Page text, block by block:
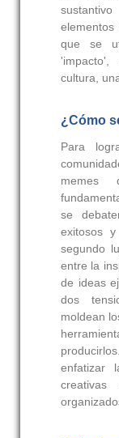
que se
cultura,
¿Cómo
Para
memes
se
exitosos
segundo
entre la
de ideas
dos
moldean
enfatizar
creativas